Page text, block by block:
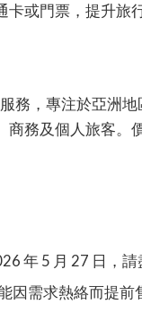
或門票，提升旅
務，專注於亞洲
商務及個人旅客。
年 5 月 27 日，
因需求熱絡而提前